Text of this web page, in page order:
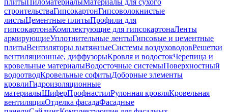
плитыПиломатериалыМатериалы для сухого
строительстваГипсокартонГипсоволокнистые
листыЦементные плитыПрофили для
гипсокартонаКомплектующие для гипсокартонаЛенты
армирующиеУплотнительные лентыГипсовые и цементные
плитыВентиляторы вытяжныеСистемы воздуховодовРешетки
вентиляционные, диффузорыКровля и водостокЧерепица и
кровельные материалыВодосточные системыПоверхностный
водоотводКровельные софитыДоборные элементы
кровлиГидроизоляционные
материалыШиферПрофнастилРулонная кровляКровельная
вентиляцияОтделка фасадаФасадные